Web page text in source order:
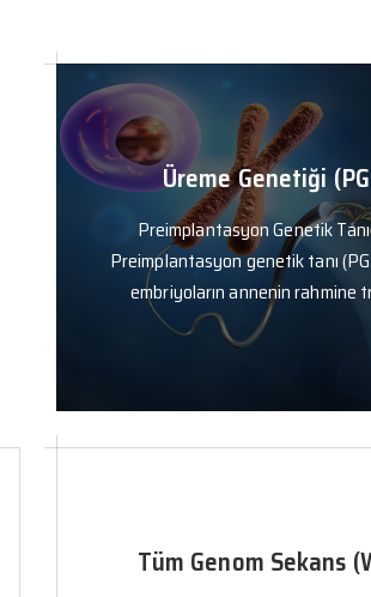
Üreme Genetiği
Preimplantasyon Genetik
Preimplantasyon genetik tanı
embriyoların annenin rahmine
edilmeden önce genetik
edilmesidir. Monog
Tüm Genom Sekans